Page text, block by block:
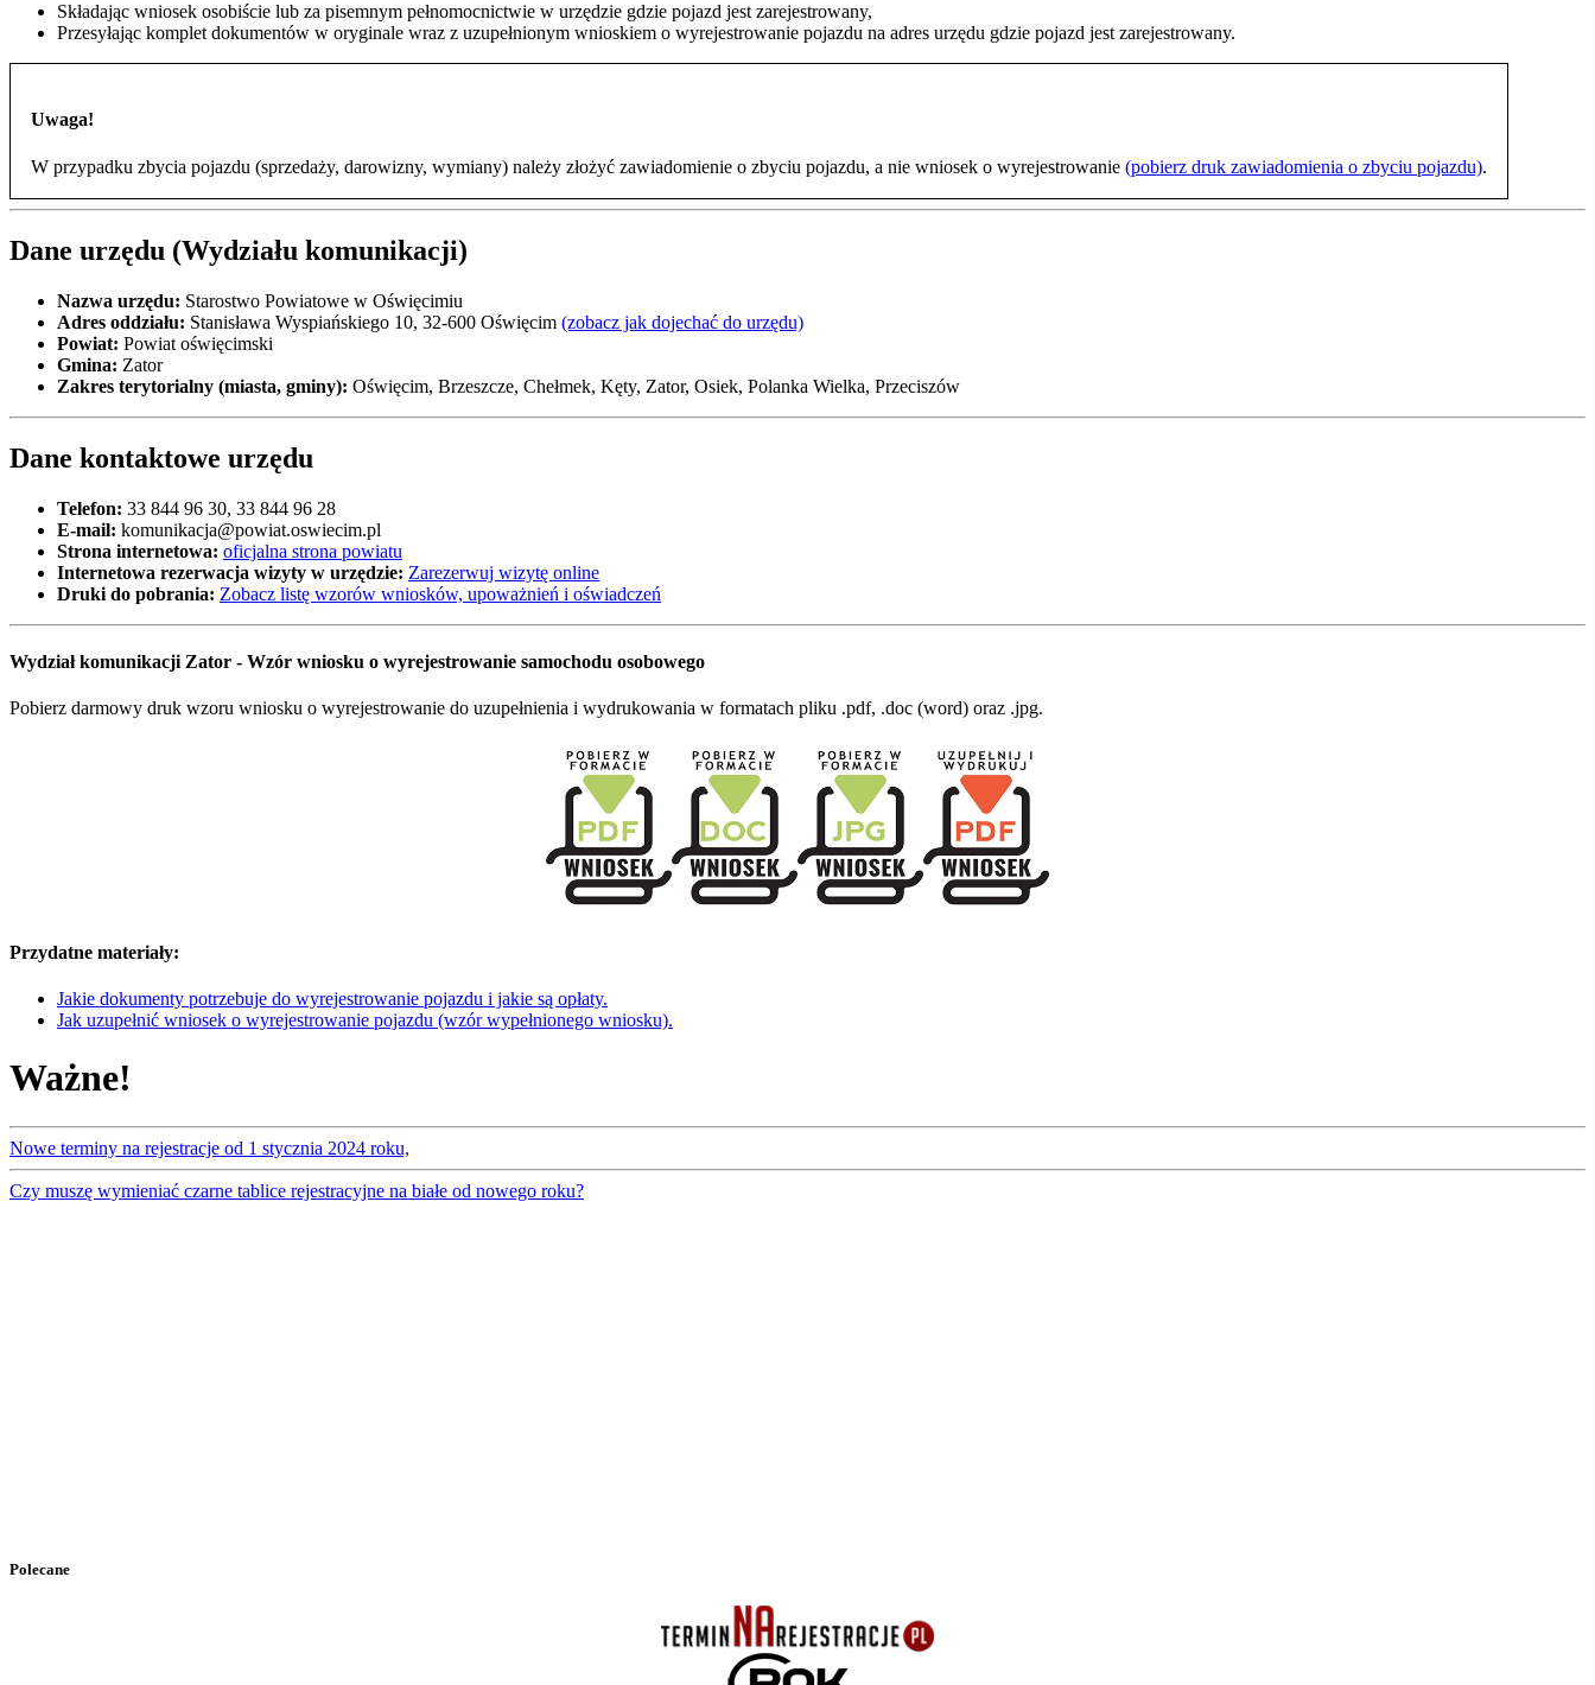
Składając wniosek osobiście lub za pisemnym pełnomocnictwie w urzędzie gdzie pojazd jest zarejestrowany,
Przesyłając komplet dokumentów w oryginale wraz z uzupełnionym wnioskiem o wyrejestrowanie pojazdu na adres urzędu gdzie pojazd jest zarejestrowany.
Uwaga!
W przypadku zbycia pojazdu (sprzedaży, darowizny, wymiany) należy złożyć zawiadomienie o zbyciu pojazdu, a nie wniosek o wyrejestrowanie (pobierz druk zawiadomienia o zbyciu pojazdu).
Dane urzędu (Wydziału komunikacji)
Nazwa urzędu: Starostwo Powiatowe w Oświęcimiu
Adres oddziału: Stanisława Wyspiańskiego 10, 32-600 Oświęcim (zobacz jak dojechać do urzędu)
Powiat: Powiat oświęcimski
Gmina: Zator
Zakres terytorialny (miasta, gminy): Oświęcim, Brzeszcze, Chełmek, Kęty, Zator, Osiek, Polanka Wielka, Przeciszów
Dane kontaktowe urzędu
Telefon: 33 844 96 30, 33 844 96 28
E-mail: komunikacja@powiat.oswiecim.pl
Strona internetowa: oficjalna strona powiatu
Internetowa rezerwacja wizyty w urzędzie: Zarezerwuj wizytę online
Druki do pobrania: Zobacz listę wzorów wniosków, upoważnień i oświadczeń
Wydział komunikacji Zator - Wzór wniosku o wyrejestrowanie samochodu osobowego
Pobierz darmowy druk wzoru wniosku o wyrejestrowanie do uzupełnienia i wydrukowania w formatach pliku .pdf, .doc (word) oraz .jpg.
Przydatne materiały:
Jakie dokumenty potrzebuje do wyrejestrowanie pojazdu i jakie są opłaty.
Jak uzupełnić wniosek o wyrejestrowanie pojazdu (wzór wypełnionego wniosku).
Ważne!
Nowe terminy na rejestracje od 1 stycznia 2024 roku,
Czy muszę wymieniać czarne tablice rejestracyjne na białe od nowego roku?
Polecane